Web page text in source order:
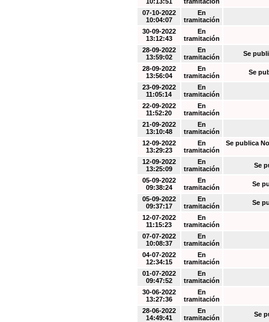
07-10-2022
10:04:07
En
tramitación
30-09-2022
13:12:43
En
tramitación
28-09-2022
13:59:02
En
tramitación
Se
28-09-2022
13:56:04
En
tramitación
Se
23-09-2022
11:05:14
En
tramitación
22-09-2022
11:52:20
En
tramitación
21-09-2022
13:10:48
En
tramitación
12-09-2022
13:29:23
En
tramitación
Se publica
12-09-2022
13:25:09
En
tramitación
Se
05-09-2022
09:38:24
En
tramitación
Se
05-09-2022
09:37:17
En
tramitación
Se
12-07-2022
11:15:23
En
tramitación
07-07-2022
10:08:37
En
tramitación
04-07-2022
12:34:15
En
tramitación
01-07-2022
09:47:52
En
tramitación
30-06-2022
13:27:36
En
tramitación
28-06-2022
14:49:41
En
tramitación
Se